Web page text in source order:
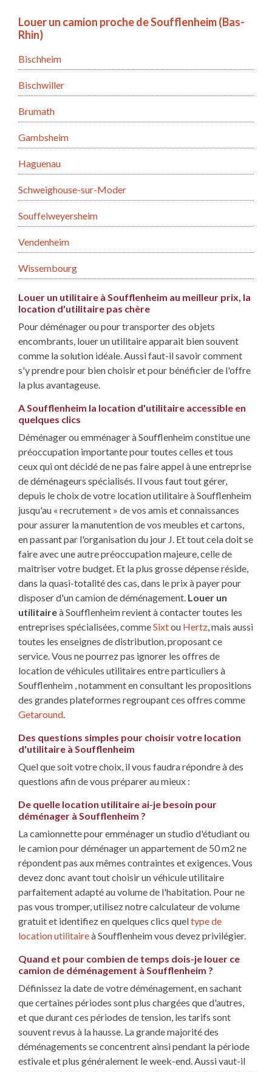
Louer un camion proche de Soufflenheim (Bas-
Rhin)
Bischheim
Bischwiller
Brumath
Gambsheim
Haguenau
Schweighouse-sur-Moder
Souffelweyersheim
Vendenheim
Wissembourg
Louer un utilitaire à Soufflenheim au meilleur prix, la
location d'utilitaire pas chère
Pour déménager ou pour transporter des objets
encombrants, louer un utilitaire apparait bien souvent
comme la solution idéale. Aussi faut-il savoir comment
s'y prendre pour bien choisir et pour bénéficier de l'offre
la plus avantageuse.
A Soufflenheim la location d'utilitaire accessible en
quelques clics
Déménager ou emménager à Soufflenheim constitue une
préoccupation importante pour toutes celles et tous
ceux qui ont décidé de ne pas faire appel à une entreprise
de déménageurs spécialisés. Il vous faut tout gérer,
depuis le choix de votre location utilitaire à Soufflenheim
jusqu'au « recrutement » de vos amis et connaissances
pour assurer la manutention de vos meubles et cartons,
en passant par l'organisation du jour J. Et tout cela doit se
faire avec une autre préoccupation majeure, celle de
maitriser votre budget. Et la plus grosse dépense réside,
dans la quasi-totalité des cas, dans le prix à payer pour
disposer d'un camion de déménagement. Louer un
utilitaireà Soufflenheim revient à contacter toutes les
entreprises spécialisées, commeSixtou Hertz, mais aussi
toutes les enseignes de distribution, proposant ce
service. Vous ne pourrez pas ignorer les offres de
location de véhicules utilitaires entre particuliers à
Soufflenheim , notamment en consultant les propositions
des grandes plateformes regroupant ces offres comme
Getaround.
Des questions simples pour choisir votre location
d'utilitaire à Soufflenheim
Quel que soit votre choix, il vous faudra répondre à des
questions afin de vous préparer au mieux :
De quelle location utilitaire ai-je besoin pour
déménager à Soufflenheim ?
La camionnette pour emménager un studio d'étudiant ou
le camion pour déménager un appartement de 50 m2 ne
répondent pas aux mêmes contraintes et exigences. Vous
devez donc avant tout choisir un véhicule utilitaire
parfaitement adapté au volume de l'habitation. Pour ne
pas vous tromper, utilisez notre calculateur de volume
gratuit et identifiez en quelques clics queltype de
location utilitaireà Soufflenheim vous devez privilégier.
Quand et pour combien de temps dois-je louer ce
camion de déménagement à Soufflenheim ?
Définissez la date de votre déménagement, en sachant
que certaines périodes sont plus chargées que d'autres,
et que durant ces périodes de tension, les tarifs sont
souvent revus à la hausse. La grande majorité des
déménagements se concentrent ainsi pendant la période
estivale et plus généralement le week-end. Aussi vaut-il